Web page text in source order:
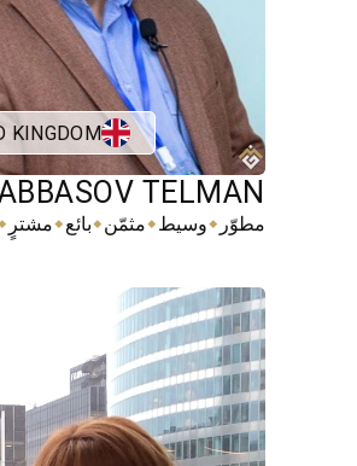
KINGDOM
TELMAN
مطوّر ⬥وسيط⬥مثمّن⬥بائع⬥مشترٍ